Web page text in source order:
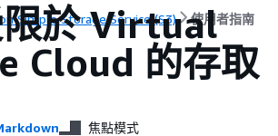
Simple Storage Service (S3) 使用者指南
限於 Virtual
Cloud 的存取
焦點模式